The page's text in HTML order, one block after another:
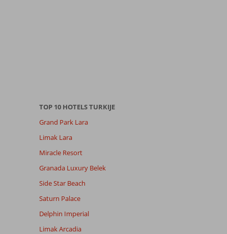
TOP 10 HOTELS TURKIJE
Grand Park Lara
Limak Lara
Miracle Resort
Granada Luxury Belek
Side Star Beach
Saturn Palace
Delphin Imperial
Limak Arcadia